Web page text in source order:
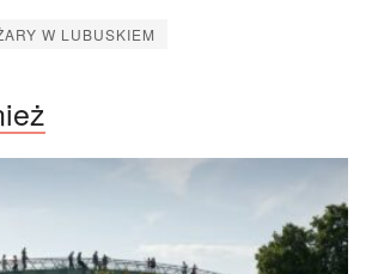
W LUBUSKIEM